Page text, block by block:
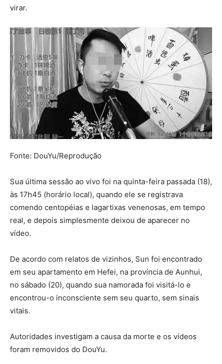
virar.
Fonte: DouYu/Reprodução
Sua última sessão ao vivo foi na quinta-feira passada (18),
às 17h45 (horário local), quando ele se registrava
comendo centopéias e lagartixas venenosas, em tempo
real, e depois simplesmente deixou de aparecer no
vídeo.
De acordo com relatos de vizinhos, Sun foi encontrado
em seu apartamento em Hefei, na província de Aunhui,
no sábado (20), quando sua namorada foi visitá-lo e
encontrou-o inconsciente sem seu quarto, sem sinais
vitais.
Autoridades investigam a causa da morte e os vídeos
foram removidos do DouYu.